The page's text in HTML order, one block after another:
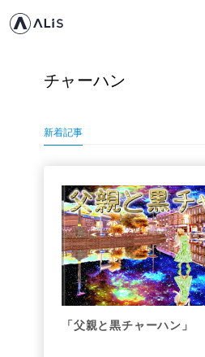
チャーハン
新着記事
「父親と黒チャーハン」